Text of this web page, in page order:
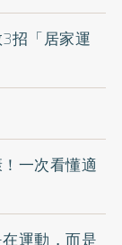
招「居家運
一次看懂適
運動，而是